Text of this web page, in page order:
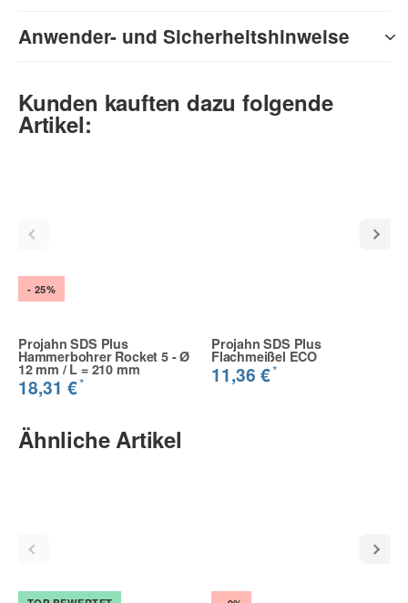
Anwender- und Sicherheitshinweise
Kunden kauften dazu folgende
Artikel:
- 25%
Projahn SDS Plus
Hammerbohrer Rocket 5 - Ø
12 mm / L = 210 mm
18,31 €*
Projahn SDS Plus
Flachmeißel ECO
11,36 €*
Ähnliche Artikel